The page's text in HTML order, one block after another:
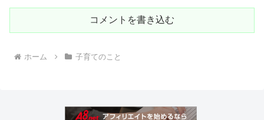
コメントを書き込む
ホーム 子育てのこと